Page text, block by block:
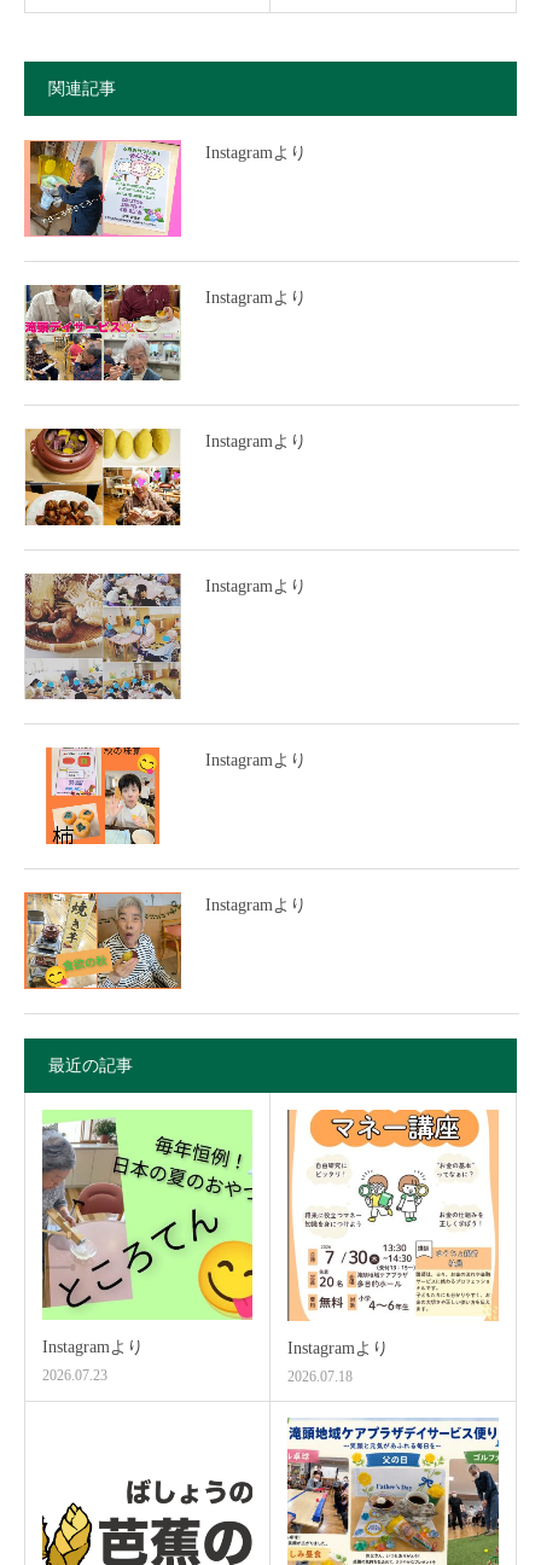
関連記事
Instagramより
Instagramより
Instagramより
Instagramより
Instagramより
Instagramより
最近の記事
Instagramより
2026.07.23
Instagramより
2026.07.18